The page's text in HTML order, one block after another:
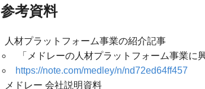
参考資料
人材プラットフォーム事業の紹介記事
「メドレーの人材プラットフォーム事業に
https://note.com/medley/n/nd72ed64ff457
メドレー 会社説明資料